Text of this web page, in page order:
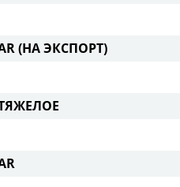
(НА ЭКСПОРТ)